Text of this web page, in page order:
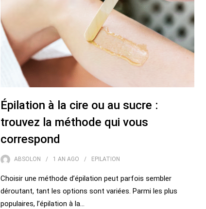
Épilation à la cire ou au sucre :
trouvez la méthode qui vous
correspond
ABSOLON 1 AN AGO EPILATION
Choisir une méthode d’épilation peut parfois sembler
déroutant, tant les options sont variées. Parmi les plus
populaires, l’épilation à la…